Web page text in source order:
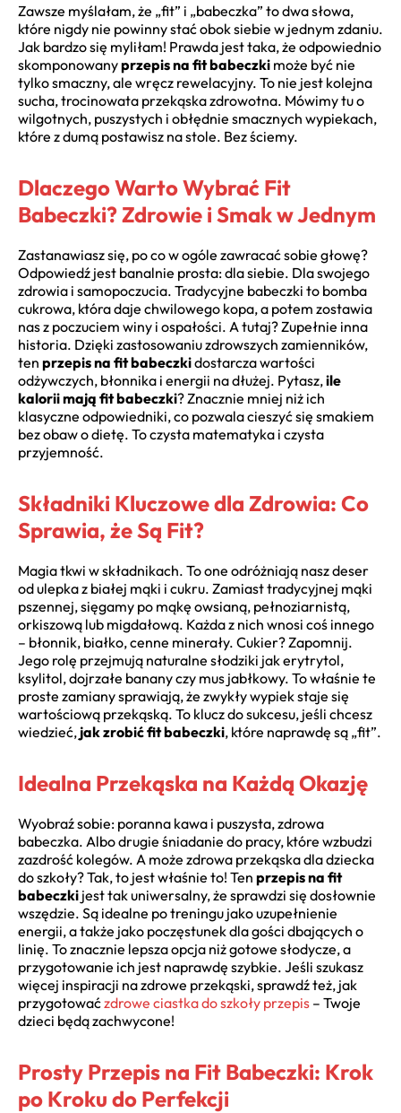
Zawsze myślałam, że „fit” i „babeczka” to dwa słowa,
które nigdy nie powinny stać obok siebie w jednym zdaniu.
Jak bardzo się myliłam! Prawda jest taka, że odpowiednio
skomponowanyprzepis na fit babeczki może być nie
tylko smaczny, ale wręcz rewelacyjny. To nie jest kolejna
sucha, trocinowata przekąska zdrowotna. Mówimy tu o
wilgotnych, puszystych i obłędnie smacznych wypiekach,
które z dumą postawisz na stole. Bez ściemy.
Dlaczego Warto Wybrać Fit
Babeczki? Zdrowie i Smak w Jednym
Zastanawiasz się, po co w ogóle zawracać sobie głowę?
Odpowiedź jest banalnie prosta: dla siebie. Dla swojego
zdrowia i samopoczucia. Tradycyjne babeczki to bomba
cukrowa, która daje chwilowego kopa, a potem zostawia
nas z poczuciem winy i ospałości. A tutaj? Zupełnie inna
historia. Dzięki zastosowaniu zdrowszych zamienników,
ten przepis na fit babeczkidostarcza wartości
odżywczych, błonnika i energii na dłużej. Pytasz,ile
kalorii mają fit babeczki? Znacznie mniej niż ich
klasyczne odpowiedniki, co pozwala cieszyć się smakiem
bez obaw o dietę. To czysta matematyka i czysta
przyjemność.
Składniki Kluczowe dla Zdrowia: Co
Sprawia, że Są Fit?
Magia tkwi w składnikach. To one odróżniają nasz deser
od ulepka z białej mąki i cukru. Zamiast tradycyjnej mąki
pszennej, sięgamy po mąkę owsianą, pełnoziarnistą,
orkiszową lub migdałową. Każda z nich wnosi coś innego
– błonnik, białko, cenne minerały. Cukier? Zapomnij.
Jego rolę przejmują naturalne słodziki jak erytrytol,
ksylitol, dojrzałe banany czy mus jabłkowy. To właśnie te
proste zamiany sprawiają, że zwykły wypiek staje się
wartościową przekąską. To klucz do sukcesu, jeśli chcesz
wiedzieć, jak zrobić fit babeczki, które naprawdę są „fit”.
Idealna Przekąska na Każdą Okazję
Wyobraź sobie: poranna kawa i puszysta, zdrowa
babeczka. Albo drugie śniadanie do pracy, które wzbudzi
zazdrość kolegów. A może zdrowa przekąska dla dziecka
do szkoły? Tak, to jest właśnie to! Ten przepis na fit
babeczki jest tak uniwersalny, że sprawdzi się dosłownie
wszędzie. Są idealne po treningu jako uzupełnienie
energii, a także jako poczęstunek dla gości dbających o
linię. To znacznie lepsza opcja niż gotowe słodycze, a
przygotowanie ich jest naprawdę szybkie. Jeśli szukasz
więcej inspiracji na zdrowe przekąski, sprawdź też, jak
przygotowaćzdrowe ciastka do szkoły przepis – Twoje
dzieci będą zachwycone!
Prosty Przepis na Fit Babeczki: Krok
po Kroku do Perfekcji